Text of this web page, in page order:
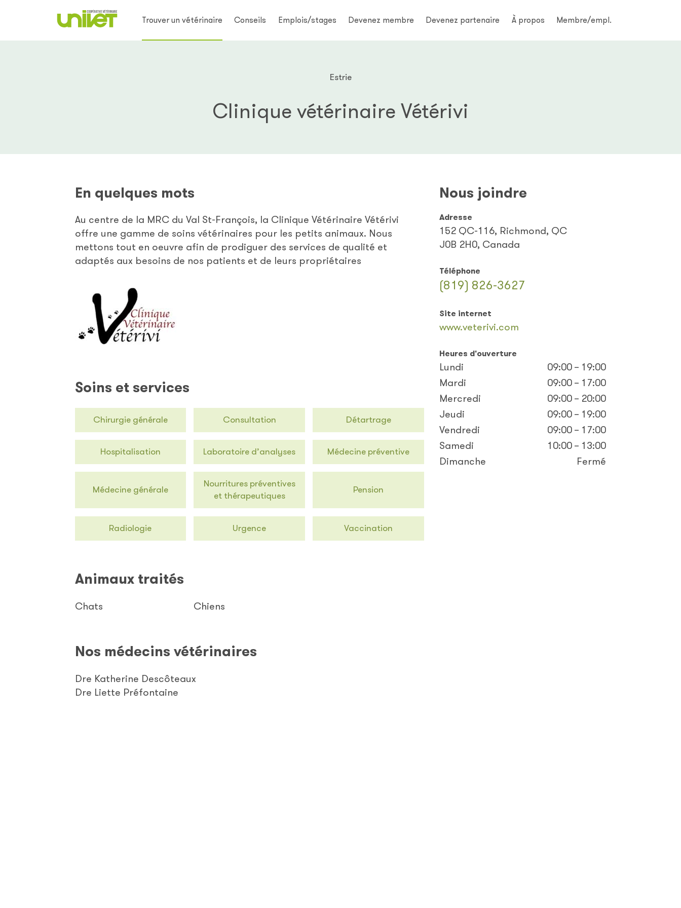
Trouver un vétérinaire Conseils Emplois/stages Devenez membre Devenez partenaire À propos Membre/empl.
Estrie
Clinique vétérinaire Vétérivi
Nous joindre
Adresse
152 QC-116, Richmond, QC
J0B 2H0, Canada
Téléphone
(819) 826-3627
Site internet
www.veterivi.com
Heures d'ouverture
Lundi
09:00 – 19:00
Mardi
09:00 – 17:00
Mercredi
09:00 – 20:00
Jeudi
09:00 – 19:00
Vendredi
09:00 – 17:00
Samedi
10:00 – 13:00
Dimanche
Fermé
En quelques mots
Au centre de la MRC du Val St-François, la Clinique Vétérinaire Vétérivi
offre une gamme de soins vétérinaires pour les petits animaux. Nous
mettons tout en oeuvre afin de prodiguer des services de qualité et
adaptés aux besoins de nos patients et de leurs propriétaires
Soins et services
Chirurgie générale Consultation Détartrage
Hospitalisation Laboratoire d’analyses Médecine préventive
Médecine générale
Nourritures préventives
et thérapeutiques
Pension
Radiologie Urgence Vaccination
Animaux traités
Chats Chiens
Nos médecins vétérinaires
Dre Katherine Descôteaux
Dre Liette Préfontaine